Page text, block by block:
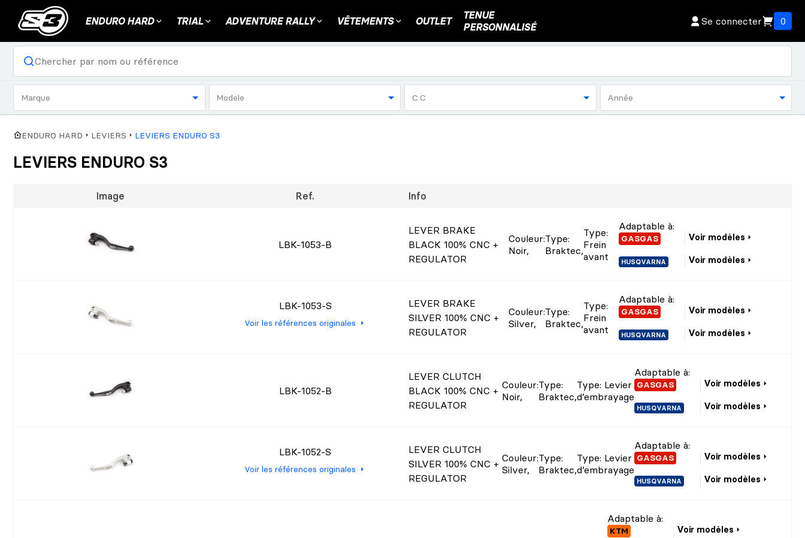
ENDURO HARD TRIAL ADVENTURE RALLY VÊTEMENTS OUTLET
TENUE
PERSONNALISÉ
Se connecter 0
Marque Modele C.C Année
ENDURO HARD LEVIERS LEVIERS ENDURO S3
LEVIERS ENDURO S3
Image Ref. Info
LBK-1053-B
LEVER BRAKE
BLACK 100% CNC +
REGULATOR
Couleur:
Noir,
Type:
Braktec,
Type:
Frein
avant
Adaptable à:
GASGAS Voir modèles
HUSQVARNA Voir modèles
LBK-1053-S
Voir les références originales
LEVER BRAKE
SILVER 100% CNC +
REGULATOR
Couleur:
Silver,
Type:
Braktec,
Type:
Frein
avant
Adaptable à:
GASGAS Voir modèles
HUSQVARNA Voir modèles
LBK-1052-B
LEVER CLUTCH
BLACK 100% CNC +
REGULATOR
Couleur:
Noir,
Type:
Braktec,
Type: Levier
d’embrayage
Adaptable à:
GASGAS Voir modèles
HUSQVARNA Voir modèles
LBK-1052-S
Voir les références originales
LEVER CLUTCH
SILVER 100% CNC +
REGULATOR
Couleur:
Silver,
Type:
Braktec,
Type: Levier
d’embrayage
Adaptable à:
GASGAS Voir modèles
HUSQVARNA Voir modèles
Adaptable à:
KTM Voir modèles